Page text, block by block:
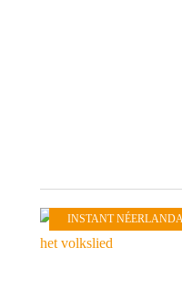
INSTANT